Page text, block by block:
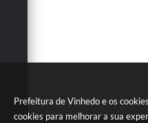
Prefeitura de Vinhedo e os
cookies para melhorar a sua